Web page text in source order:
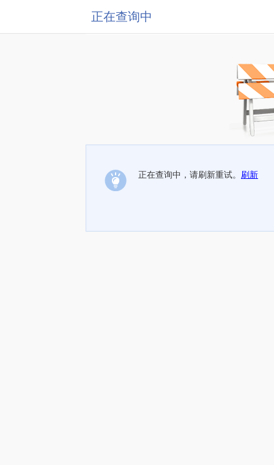
正在查询中
正在查询中，请刷新重试。 刷新